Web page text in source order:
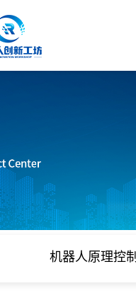
机器人原理控